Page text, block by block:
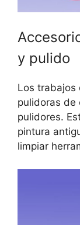
y pulido
Los trabajos
pulidoras de
pulidores.
pintura
limpiar